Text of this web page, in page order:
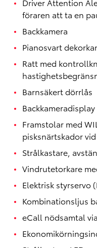
föraren att ta en
Backkamera
Pianosvart
Ratt med
Barnsäkert dörrlås
Framstolar med
pisksnärtskador
Strålkastare,
Vindrutetorkare
Elektrisk styrservo
Kombinationsljus
eCall nödsamtal